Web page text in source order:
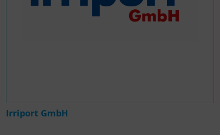
Irriport GmbH